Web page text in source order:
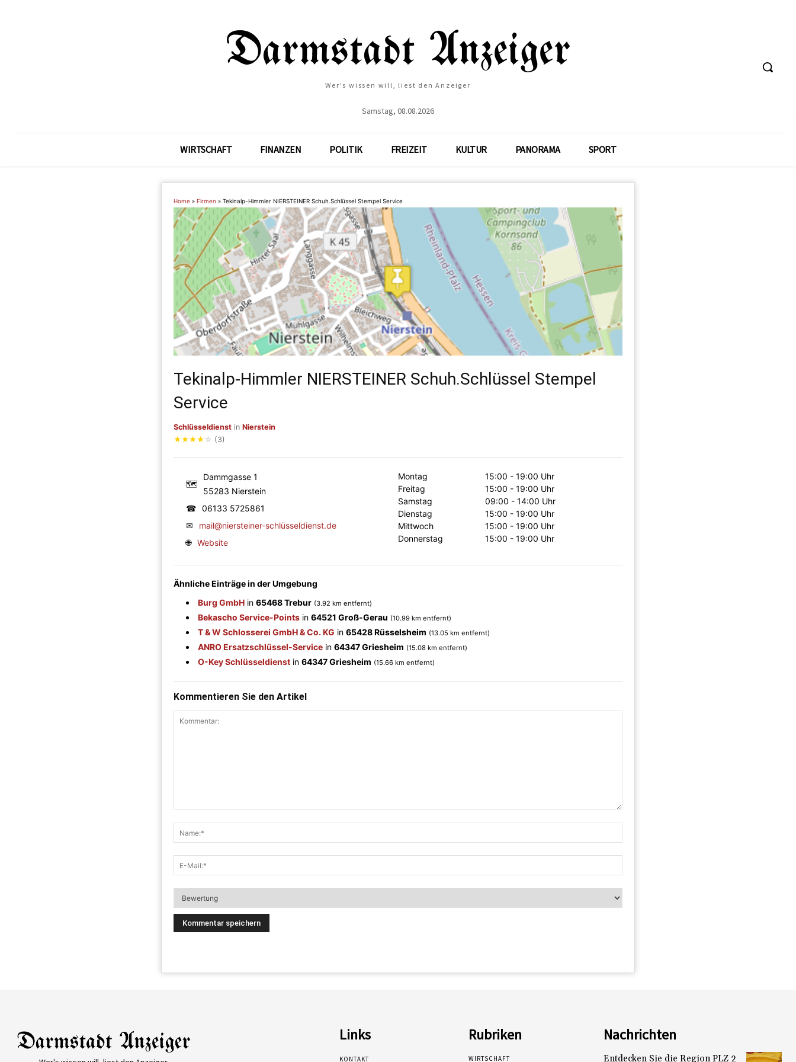
Wer's wissen will, liest den Anzeiger
Samstag, 08.08.2026
WIRTSCHAFT FINANZEN POLITIK FREIZEIT KULTUR PANORAMA SPORT
Home » Firmen » Tekinalp-Himmler NIERSTEINER Schuh.Schlüssel Stempel Service
Tekinalp-Himmler NIERSTEINER Schuh.Schlüssel Stempel
Service
Schlüsseldienst in Nierstein
★★★★ ☆ (3)
🗺
Dammgasse 1
55283 Nierstein
☎ 06133 5725861
✉
mail@niersteiner-schlüsseldienst.de
🌐 Website
Montag
15:00 - 19:00 Uhr
Freitag
15:00 - 19:00 Uhr
Samstag
09:00 - 14:00 Uhr
Dienstag
15:00 - 19:00 Uhr
Mittwoch
15:00 - 19:00 Uhr
Donnerstag
15:00 - 19:00 Uhr
Ähnliche Einträge in der Umgebung
Burg GmbH in 65468 Trebur (3.92 km entfernt)
Bekascho Service-Points in 64521 Groß-Gerau (10.99 km entfernt)
T & W Schlosserei GmbH & Co. KG in 65428 Rüsselsheim (13.05 km entfernt)
ANRO Ersatzschlüssel-Service in 64347 Griesheim (15.08 km entfernt)
O-Key Schlüsseldienst in 64347 Griesheim (15.66 km entfernt)
Kommentieren Sie den Artikel
Links
KONTAKT
Rubriken
WIRTSCHAFT
Nachrichten
Entdecken Sie die Region PLZ 2